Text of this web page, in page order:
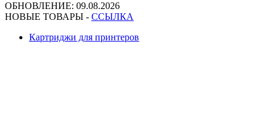
ОБНОВЛЕНИЕ: 09.08.2026
НОВЫЕ ТОВАРЫ - ССЫЛКА
Картриджи для принтеров